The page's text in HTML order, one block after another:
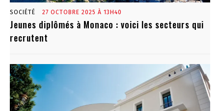
SOCIÉTÉ 27 OCTOBRE 2025 À 13H40
Jeunes diplômés à Monaco : voici les secteurs qui
recrutent